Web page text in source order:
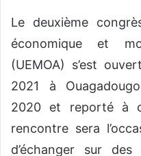
Le deuxième
économique et
(UEMOA) s’est
2021 à
2020 et reporté à
rencontre sera
d’échanger sur des